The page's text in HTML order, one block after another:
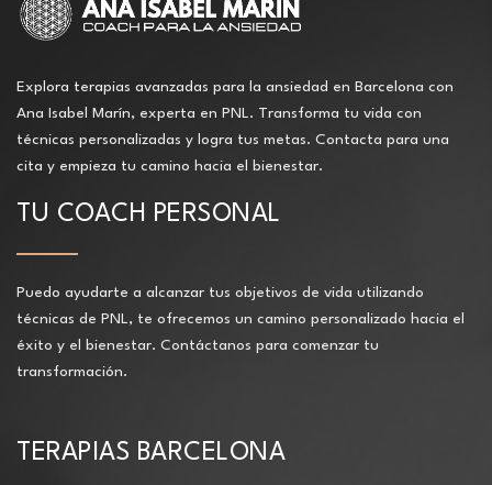
Explora terapias avanzadas para la ansiedad en Barcelona con
Ana Isabel Marín, experta en PNL. Transforma tu vida con
técnicas personalizadas y logra tus metas. Contacta para una
cita y empieza tu camino hacia el bienestar.
TU COACH PERSONAL
Puedo ayudarte a alcanzar tus objetivos de vida utilizando
técnicas de PNL, te ofrecemos un camino personalizado hacia el
éxito y el bienestar. Contáctanos para comenzar tu
transformación.
TERAPIAS BARCELONA